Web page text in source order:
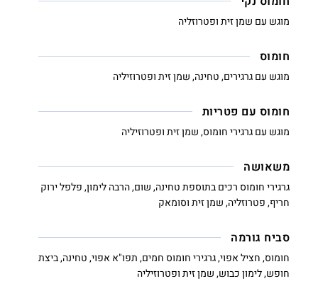
מוגש עם שמן זית ופטרוזליה
חומוס
מוגש עם גרגירים, טחינה, שמן זית ופטרוזיליה
חומוס עם פטריות
מוגש עם גרגירי חומוס, שמן זית ופטרוזיליה
משאושה
גרגירי חומוס רכים בתוספת טחינה, שום, הרבה לימון, פלפל ירוק
חריף, פטרוזליה, שמן זית וסומאק
סביח גורמה
חומוס, חציל אפוי, גרגירי חומוס חמים, תפו"א אפוי, טחינה, ביצת
חופש, לימון כבוש, שמן זית ופטרוזיליה